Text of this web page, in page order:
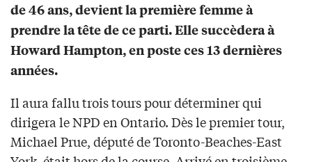
de 46 ans, devient la première femme à
prendre la tête de ce parti. Elle succèdera à
Howard Hampton, en poste ces 13 dernières
années.
Il aura fallu trois tours pour déterminer qui
dirigera le NPD en Ontario. Dès le premier tour,
Michael Prue, député de Toronto-Beaches-East